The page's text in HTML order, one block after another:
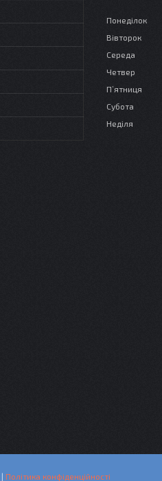
Понеділок
Вівторок
Середа
Четвер
Пʼятниця
Субота
Неділя
| Політика конфіденційності